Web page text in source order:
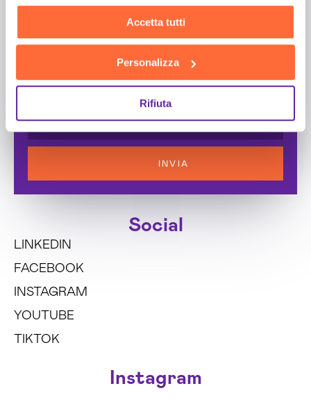
Accetta tutti
Personalizza
Rifiuta
Aggiungi un messaggio
INVIA
Social
LINKEDIN
FACEBOOK
INSTAGRAM
YOUTUBE
TIKTOK
Instagram